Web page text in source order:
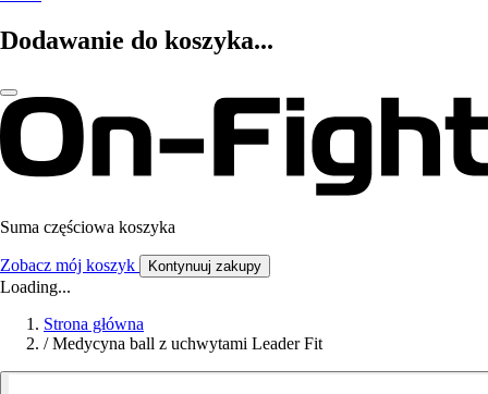
Dodawanie do koszyka...
Suma częściowa koszyka
Zobacz mój koszyk Kontynuuj zakupy
Loading...
Strona główna
/ Medycyna ball z uchwytami Leader Fit